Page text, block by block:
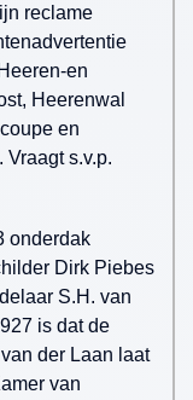
reclame
en
Heerenwal
en
s.v.p.
onderdak
Dirk Piebes
S.H. van
is dat de
der Laan laat
van